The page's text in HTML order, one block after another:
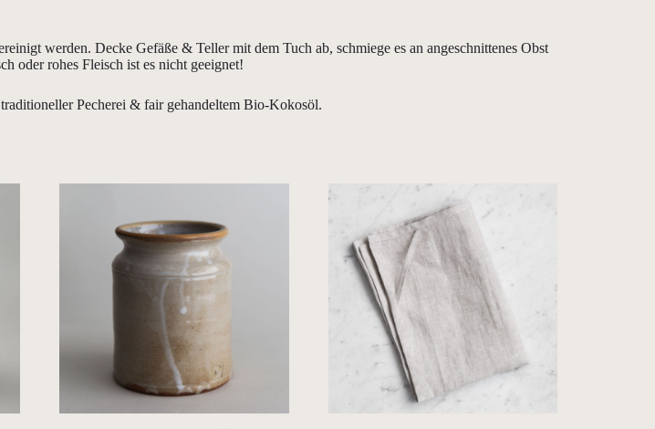
werden. Decke Gefäße & Teller mit dem Tuch ab, schmiege es an angeschnittenes Obst
oder rohes Fleisch ist es nicht geeignet!
Pecherei & fair gehandeltem Bio-Kokosöl.